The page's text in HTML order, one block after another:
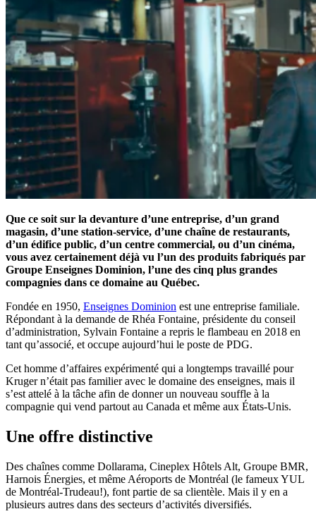
Que ce soit sur la devanture d’une entreprise, d’un grand
magasin, d’une station-service, d’une chaîne de restaurants,
d’un édifice public, d’un centre commercial, ou d’un cinéma,
vous avez certainement déjà vu l’un des produits fabriqués par
Groupe Enseignes Dominion, l’une des cinq plus grandes
compagnies dans ce domaine au Québec.
Fondée en 1950, Enseignes Dominion est une entreprise familiale.
Répondant à la demande de Rhéa Fontaine, présidente du conseil
d’administration, Sylvain Fontaine a repris le flambeau en 2018 en
tant qu’associé, et occupe aujourd’hui le poste de PDG.
Cet homme d’affaires expérimenté qui a longtemps travaillé pour
Kruger n’était pas familier avec le domaine des enseignes, mais il
s’est attelé à la tâche afin de donner un nouveau souffle à la
compagnie qui vend partout au Canada et même aux États-Unis.
Une offre distinctive
Des chaînes comme Dollarama, Cineplex Hôtels Alt, Groupe BMR,
Harnois Énergies, et même Aéroports de Montréal (le fameux YUL
de Montréal-Trudeau!), font partie de sa clientèle. Mais il y en a
plusieurs autres dans des secteurs d’activités diversifiés.